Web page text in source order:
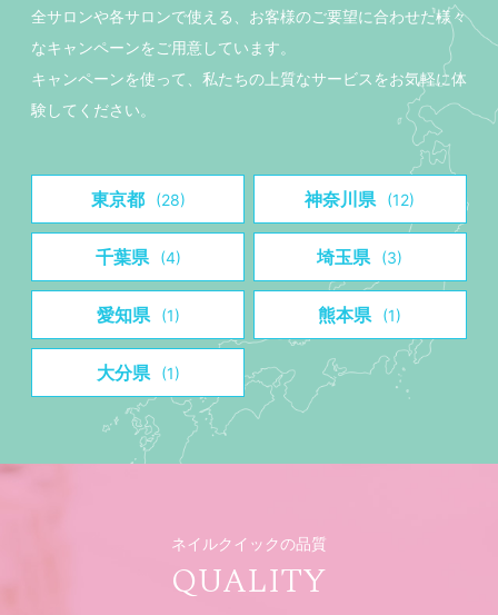
全サロンや各サロンで使える、お客様のご要望に合わせた様々
なキャンペーンをご用意しています。
キャンペーンを使って、私たちの上質なサービスをお気軽に体
験してください。
東京都 (28) 神奈川県 (12)
千葉県 (4) 埼玉県 (3)
愛知県 (1) 熊本県 (1)
大分県 (1)
ネイルクイックの品質
QUALITY